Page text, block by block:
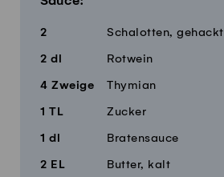
2 Schalotten, gehackt
2 dl Rotwein
4 Zweige Thymian
1 TL Zucker
1 dl Bratensauce
2 EL Butter, kalt